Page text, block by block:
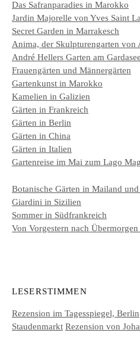
Das Safranparadies in Marokko
Jardin Majorelle von Yves Saint
Secret Garden in Marrakesch
Anima, der Skulpturengarten von
André Hellers Garten am Gardasee
Frauengärten und Männergärten
Gartenkunst in Marokko
Kamelien in Galizien
Gärten in Frankreich
Gärten in Berlin
Gärten in China
Gärten in Italien
Gartenreise im Mai zum Lago
Botanische Gärten in Mailand und
Giardini in Sizilien
Sommer in Südfrankreich
Von Vorgestern nach
LESERSTIMMEN
Rezension im Tagesspiegel, Berlin
Staudenmarkt Rezension von